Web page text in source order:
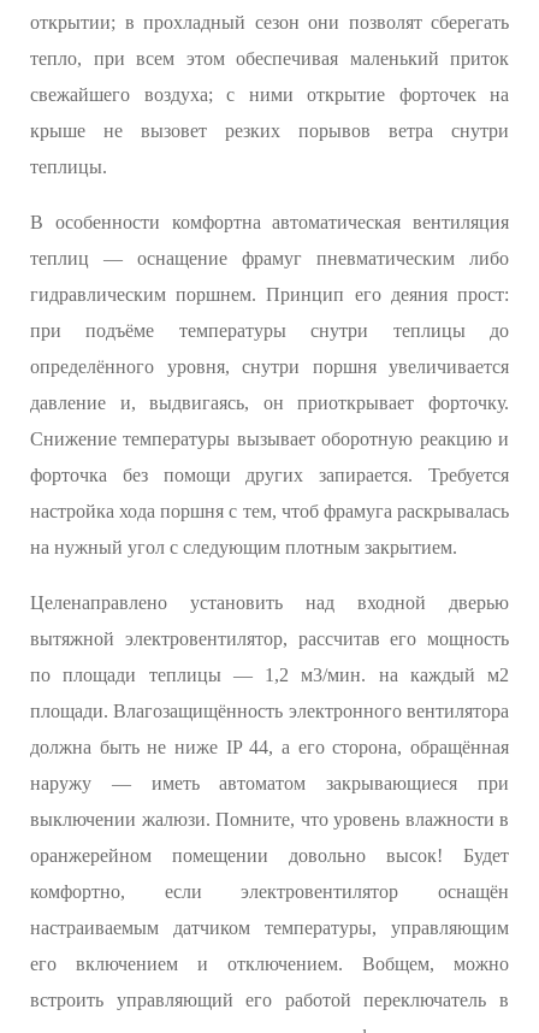
открытии; в прохладный сезон они позволят сберегать
тепло, при всем этом обеспечивая маленький приток
свежайшего воздуха; с ними открытие форточек на
крыше не вызовет резких порывов ветра снутри
теплицы.
В особенности комфортна автоматическая вентиляция
теплиц — оснащение фрамуг пневматическим либо
гидравлическим поршнем. Принцип его деяния прост:
при подъёме температуры снутри теплицы до
определённого уровня, снутри поршня увеличивается
давление и, выдвигаясь, он приоткрывает форточку.
Снижение температуры вызывает оборотную реакцию и
форточка без помощи других запирается. Требуется
настройка хода поршня с тем, чтоб фрамуга раскрывалась
на нужный угол с следующим плотным закрытием.
Целенаправлено установить над входной дверью
вытяжной электровентилятор, рассчитав его мощность
по площади теплицы — 1,2 м3/мин. на каждый м2
площади. Влагозащищённость электронного вентилятора
должна быть не ниже IP 44, а его сторона, обращённая
наружу — иметь автоматом закрывающиеся при
выключении жалюзи. Помните, что уровень влажности в
оранжерейном помещении довольно высок! Будет
комфортно, если электровентилятор оснащён
настраиваемым датчиком температуры, управляющим
его включением и отключением. Вобщем, можно
встроить управляющий его работой переключатель в